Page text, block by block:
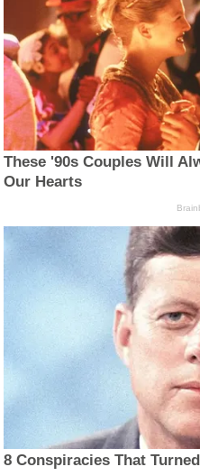
These '90s Couples Will
Our Hearts
8 Conspiracies That